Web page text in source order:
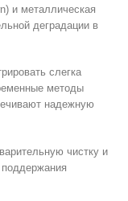
и металлическая
деградации в
слегка
методы
надежную
чистку и
поддержания